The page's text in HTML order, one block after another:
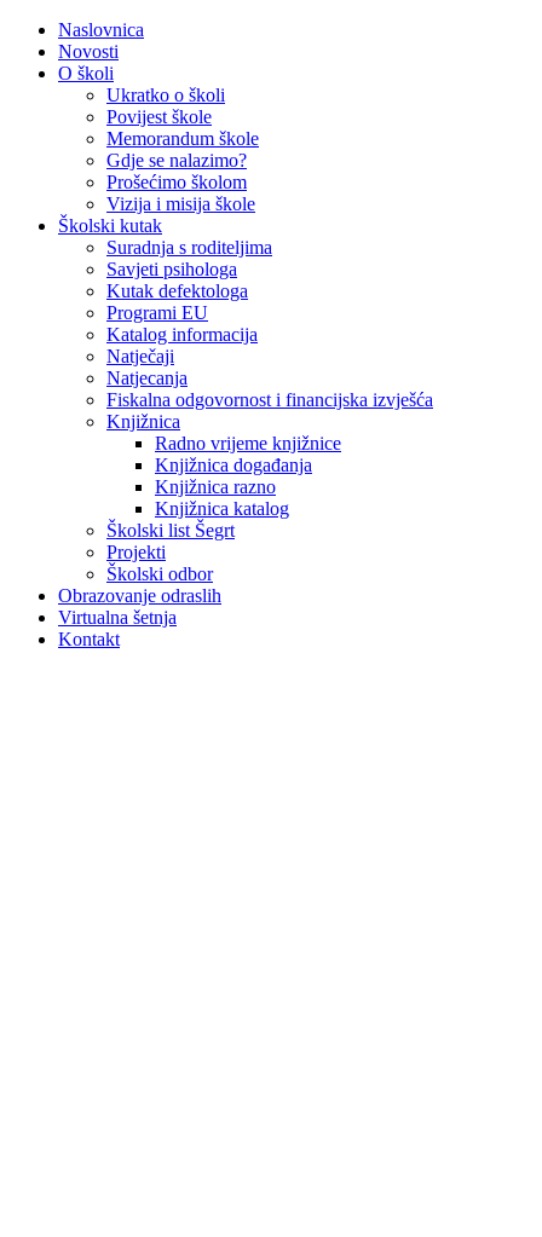
Naslovnica
Novosti
O školi
Ukratko o školi
Povijest škole
Memorandum škole
Gdje se nalazimo?
Prošećimo školom
Vizija i misija škole
Školski kutak
Suradnja s roditeljima
Savjeti psihologa
Kutak defektologa
Programi EU
Katalog informacija
Natječaji
Natjecanja
Fiskalna odgovornost i financijska izvješća
Knjižnica
Radno vrijeme knjižnice
Knjižnica događanja
Knjižnica razno
Knjižnica katalog
Školski list Šegrt
Projekti
Školski odbor
Obrazovanje odraslih
Virtualna šetnja
Kontakt